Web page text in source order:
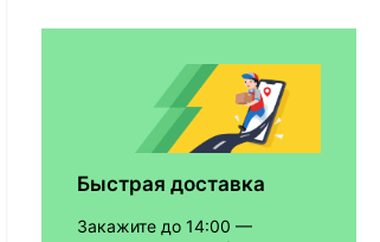
Быстрая доставка
Закажите до 14:00 —
12 468₽
9 351
Матрас Vitaflex Foam